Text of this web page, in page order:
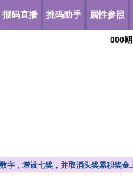
报码直播 挑码助手 属性参照
000期
字，增设七奖，并取消头奖累积奖